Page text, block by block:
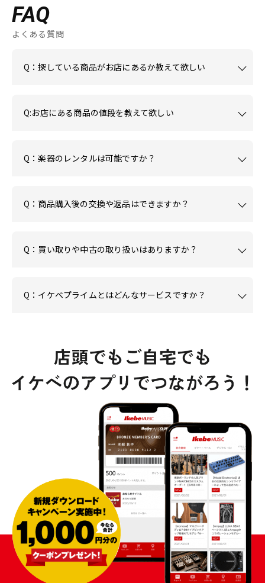
FAQ
よくある質問
Q：探している商品がお店にあるか教えて欲しい
Q:お店にある商品の値段を教えて欲しい
Q：楽器のレンタルは可能ですか？
Q：商品購入後の交換や返品はできますか？
Q：買い取りや中古の取り扱いはありますか？
Q：イケベプライムとはどんなサービスですか？